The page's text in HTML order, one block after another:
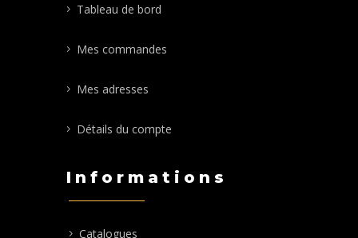
Tableau de bord
Mes commandes
Mes adresses
Détails du compte
Informations
Catalogues